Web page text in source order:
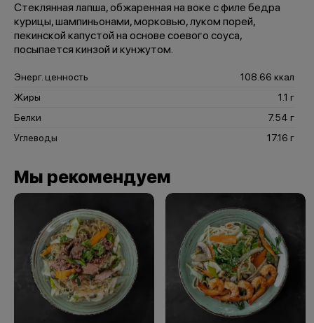
Стеклянная лапша, обжаренная на воке с филе бедра
курицы, шампиньонами, морковью, луком порей,
пекинской капустой на основе соевого соуса,
посыпается кинзой и кунжутом.
Энерг. ценность
108.66 ккал
Жиры
1.1 г
Белки
7.54 г
Углеводы
17.16 г
Мы рекомендуем